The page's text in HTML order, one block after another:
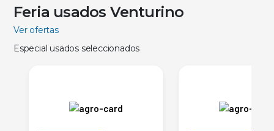
Feria usados Venturino
Ver ofertas
Especial usados seleccionados